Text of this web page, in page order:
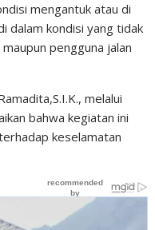
mengantuk atau di
dalam kondisi yang tidak
pengguna jalan
melalui
bahwa kegiatan ini
keselamatan